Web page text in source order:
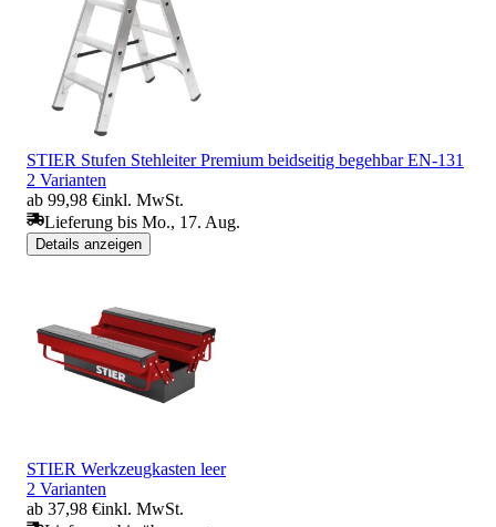
STIER Stufen Stehleiter Premium beidseitig begehbar EN-131
2 Varianten
ab 99,98 €inkl. MwSt.
Lieferung bis Mo., 17. Aug.
Details anzeigen
STIER Werkzeugkasten leer
2 Varianten
ab 37,98 €inkl. MwSt.